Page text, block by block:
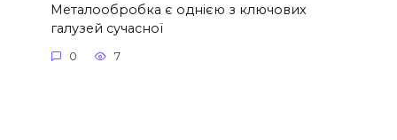
Металообробка є однією з ключових
галузей сучасної
0 7